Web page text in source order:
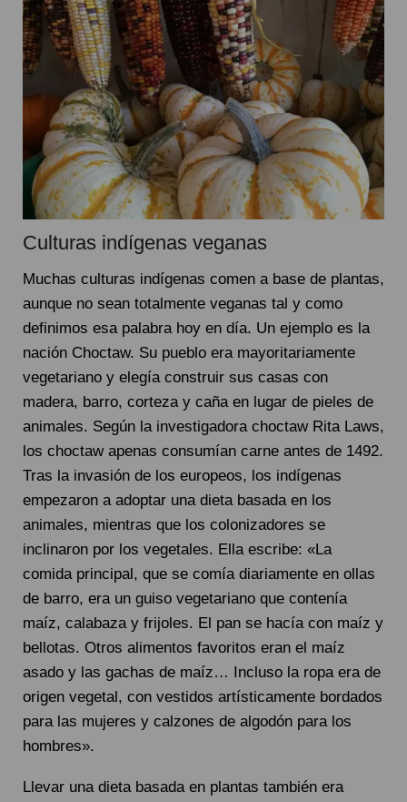
Culturas indígenas veganas
Muchas culturas indígenas comen a base de plantas,
aunque no sean totalmente veganas tal y como
definimos esa palabra hoy en día. Un ejemplo es la
nación Choctaw. Su pueblo era mayoritariamente
vegetariano y elegía construir sus casas con
madera, barro, corteza y caña en lugar de pieles de
animales. Según la investigadora choctaw Rita Laws,
los choctaw apenas consumían carne antes de 1492.
Tras la invasión de los europeos, los indígenas
empezaron a adoptar una dieta basada en los
animales, mientras que los colonizadores se
inclinaron por los vegetales. Ella escribe: «La
comida principal, que se comía diariamente en ollas
de barro, era un guiso vegetariano que contenía
maíz, calabaza y frijoles. El pan se hacía con maíz y
bellotas. Otros alimentos favoritos eran el maíz
asado y las gachas de maíz… Incluso la ropa era de
origen vegetal, con vestidos artísticamente bordados
para las mujeres y calzones de algodón para los
hombres».
Llevar una dieta basada en plantas también era